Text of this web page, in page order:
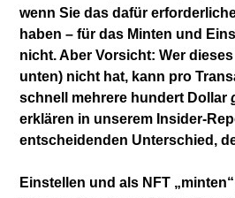
wenn Sie das dafür
haben – für das Minten und
nicht. Aber Vorsicht: Wer
unten) nicht hat, kann pro
schnell mehrere hundert Dollar
erklären in unserem Insider-
entscheidenden Unterschied,
Einstellen und als NFT